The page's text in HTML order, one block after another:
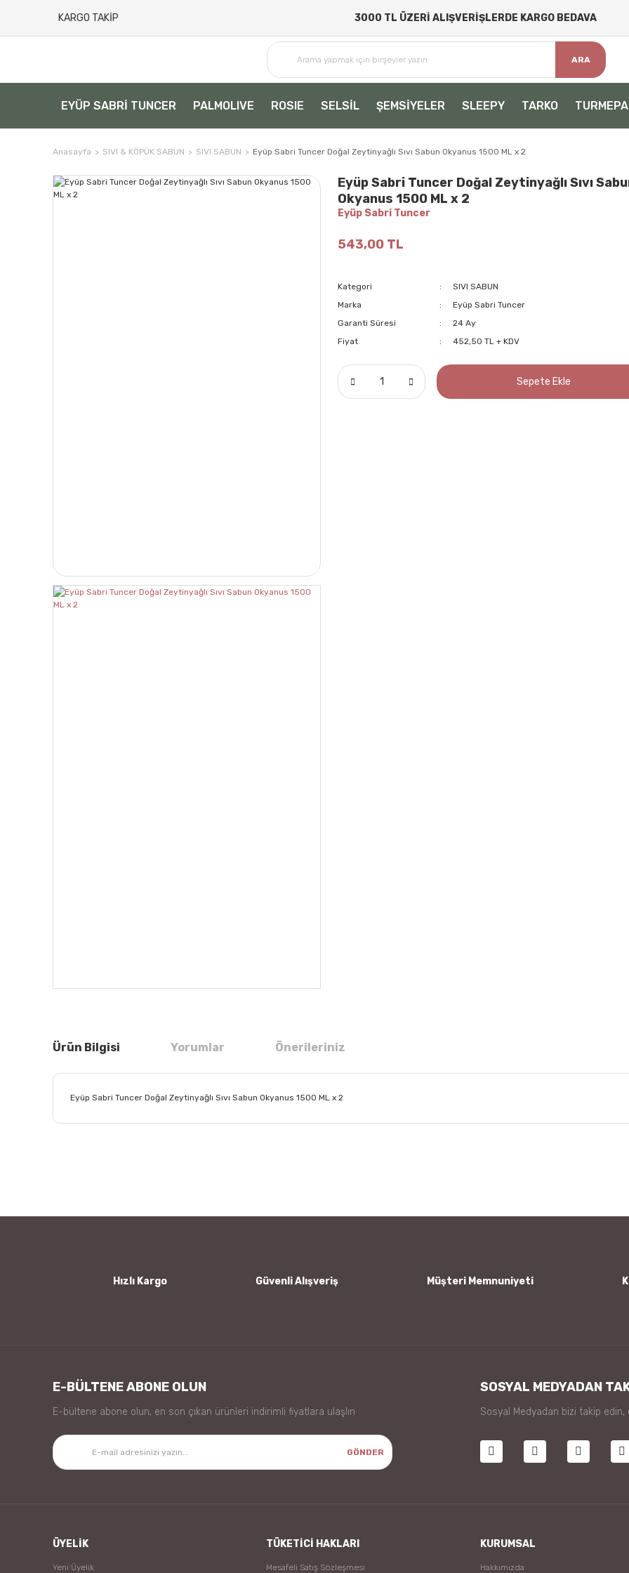
KARGO TAKİP 3000 TL ÜZERİ ALIŞVERİŞLERDE KARGO BEDAVA
ARA
EYÜP SABRİ TUNCER PALMOLIVE ROSIE SELSİL ŞEMSİYELER SLEEPY TARKO TURMEPA
Anasayfa SIVI & KÖPÜK SABUN SIVI SABUN Eyüp Sabri Tuncer Doğal Zeytinyağlı Sıvı Sabun Okyanus 1500 ML x 2
Eyüp Sabri Tuncer Doğal Zeytinyağlı Sıvı
Okyanus 1500 ML x 2
Eyüp Sabri Tuncer
543,00 TL
Kategori
SIVI SABUN
Marka
Eyüp Sabri Tuncer
Garanti Süresi
24 Ay
Fiyat
452,50 TL + KDV
Sepete Ekle
Ürün Bilgisi Yorumlar Önerileriniz
Eyüp Sabri Tuncer Doğal Zeytinyağlı Sıvı Sabun Okyanus 1500 ML x 2
Hızlı Kargo Güvenli Alışveriş Müşteri Memnuniyeti
E-BÜLTENE ABONE OLUN
E-bültene abone olun, en son çıkan ürünleri indirimli fiyatlara ulaşlın
GÖNDER
SOSYAL MEDYADAN
Sosyal Medyadan bizi takip edin,
ÜYELİK
Yeni Üyelik
TÜKETİCİ HAKLARI
Mesafeli Satış Sözleşmesi
KURUMSAL
Hakkımızda